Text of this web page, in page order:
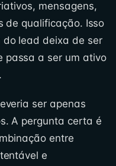
mensagens,
de qualificação. Isso
do lead deixa de ser
passa a ser um ativo
ser apenas
A pergunta certa é
entre
e